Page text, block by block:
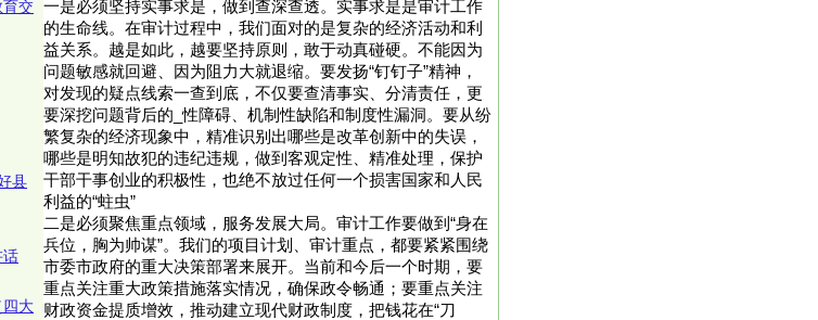
育交
县
话
四大
一是必须坚持实事求是，做到查深查透。实事求是是审计工作
的生命线。在审计过程中，我们面对的是复杂的经济活动和利
益关系。越是如此，越要坚持原则，敢于动真碰硬。不能因为
问题敏感就回避、因为阻力大就退缩。要发扬“钉钉子”精神，
对发现的疑点线索一查到底，不仅要查清事实、分清责任，更
要深挖问题背后的_性障碍、机制性缺陷和制度性漏洞。要从纷
繁复杂的经济现象中，精准识别出哪些是改革创新中的失误，
哪些是明知故犯的违纪违规，做到客观定性、精准处理，保护
干部干事创业的积极性，也绝不放过任何一个损害国家和人民
利益的“蛀虫”
二是必须聚焦重点领域，服务发展大局。审计工作要做到“身在
兵位，胸为帅谋”。我们的项目计划、审计重点，都要紧紧围绕
市委市政府的重大决策部署来展开。当前和今后一个时期，要
重点关注重大政策措施落实情况，确保政令畅通；要重点关注
财政资金提质增效，推动建立现代财政制度，把钱花在“刀